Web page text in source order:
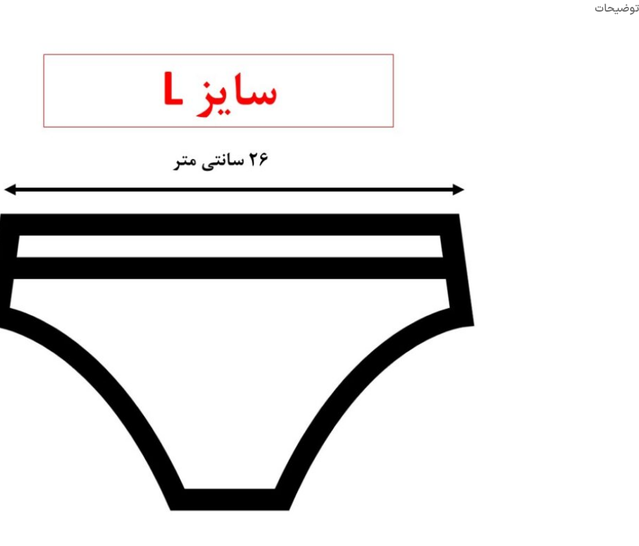
توضیحات